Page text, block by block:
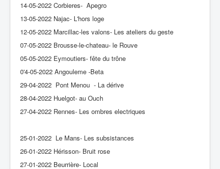
14-05-2022 Corbieres- Apegro
13-05-2022 Najac- L'hors loge
12-05-2022 Marcillac-les valons- Les ateliers du geste
07-05-2022 Brousse-le-chateau- le Rouve
05-05-2022 Eymoutiers- fête du trône
0'4-05-2022 Angouleme -Beta
29-04-2022 Pont Menou - La dérive
28-04-2022 Huelgot- au Ouch
27-04-2022 Rennes- Les ombres electriques
25-01-2022 Le Mans- Les subsistances
26-01-2022 Hérisson- Bruit rose
27-01-2022 Beurrière- Local